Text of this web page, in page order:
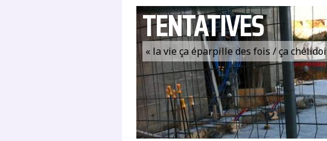
TENTATIVES
« la vie ça éparpille des fois / ça